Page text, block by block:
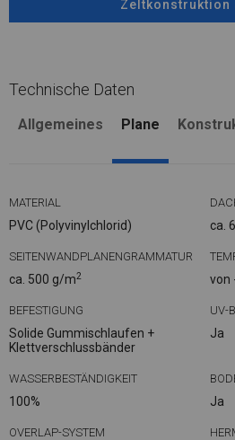
Zeltkonstruktion
Technische Daten
Allgemeines Plane
MATERIAL
PVC (Polyvinylchlorid) ca.
SEITENWANDPLANENGRAMMATUR
ca. 500 g/m2 von
BEFESTIGUNG
Solide Gummischlaufen +
Klettverschlussbänder
UV-
Ja
WASSERBESTÄNDIGKEIT
100% Ja
OVERLAP-SYSTEM